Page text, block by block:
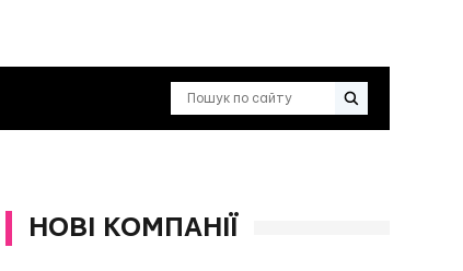
НОВІ КОМПАНІЇ